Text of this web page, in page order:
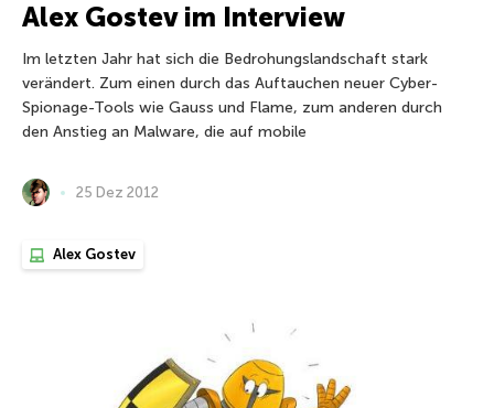
Alex Gostev im Interview
Im letzten Jahr hat sich die Bedrohungslandschaft stark
verändert. Zum einen durch das Auftauchen neuer Cyber-
Spionage-Tools wie Gauss und Flame, zum anderen durch
den Anstieg an Malware, die auf mobile
25 Dez 2012
Alex Gostev